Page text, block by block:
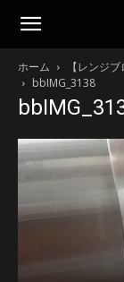
ホーム
【レンジ
bbIMG_3138